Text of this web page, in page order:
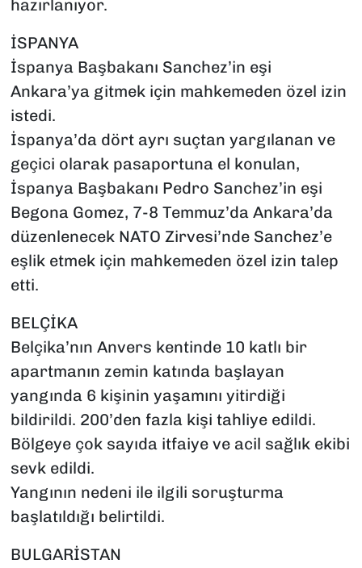
hazırlanıyor.
İSPANYA
İspanya Başbakanı Sanchez’in eşi
Ankara’ya gitmek için mahkemeden özel izin
istedi.
İspanya’da dört ayrı suçtan yargılanan ve
geçici olarak pasaportuna el konulan,
İspanya Başbakanı Pedro Sanchez’in eşi
Begona Gomez, 7-8 Temmuz’da Ankara’da
düzenlenecek NATO Zirvesi’nde Sanchez’e
eşlik etmek için mahkemeden özel izin talep
etti.
BELÇİKA
Belçika’nın Anvers kentinde 10 katlı bir
apartmanın zemin katında başlayan
yangında 6 kişinin yaşamını yitirdiği
bildirildi. 200’den fazla kişi tahliye edildi.
Bölgeye çok sayıda itfaiye ve acil sağlık ekibi
sevk edildi.
Yangının nedeni ile ilgili soruşturma
başlatıldığı belirtildi.
BULGARİSTAN